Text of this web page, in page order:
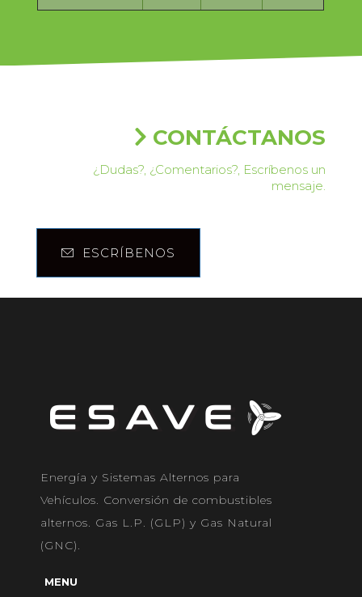
CONTÁCTANOS
¿Dudas?, ¿Comentarios?, Escríbenos un
mensaje.
ESCRÍBENOS
Energía y Sistemas Alternos para
Vehículos. Conversión de combustibles
alternos. Gas L.P. (GLP) y Gas Natural
(GNC).
MENU